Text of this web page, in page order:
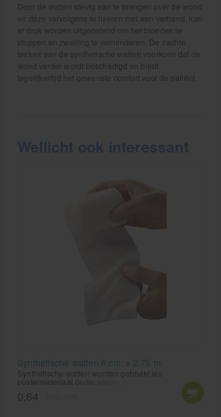
Door de watten stevig aan te brengen over de wond
en deze vervolgens te fixeren met een verband, kan
er druk worden uitgeoefend om het bloeden te
stoppen en zwelling te verminderen. De zachte
textuur van de synthetische watten voorkomt dat de
wond verder wordt beschadigd en biedt
tegelijkertijd het gewenste comfort voor de patiënt.
Wellicht ook interessant
Synthetische watten 6 cm. x 2,75 m.
Synthetische watten worden gebruikt als
postermateriaal onder steun- of compressiegevende
windsels. Ze zijn gemaakt van polyester vezels
100% polyester, per stuk verpakt in een wikkel,
0,64